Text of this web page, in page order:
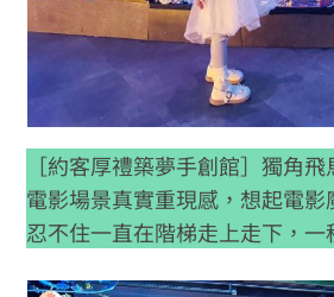
［約客厚禮築夢手創館］獨角
電影場景真實重現感，想起電
忍不住一直在階梯走上走下，一